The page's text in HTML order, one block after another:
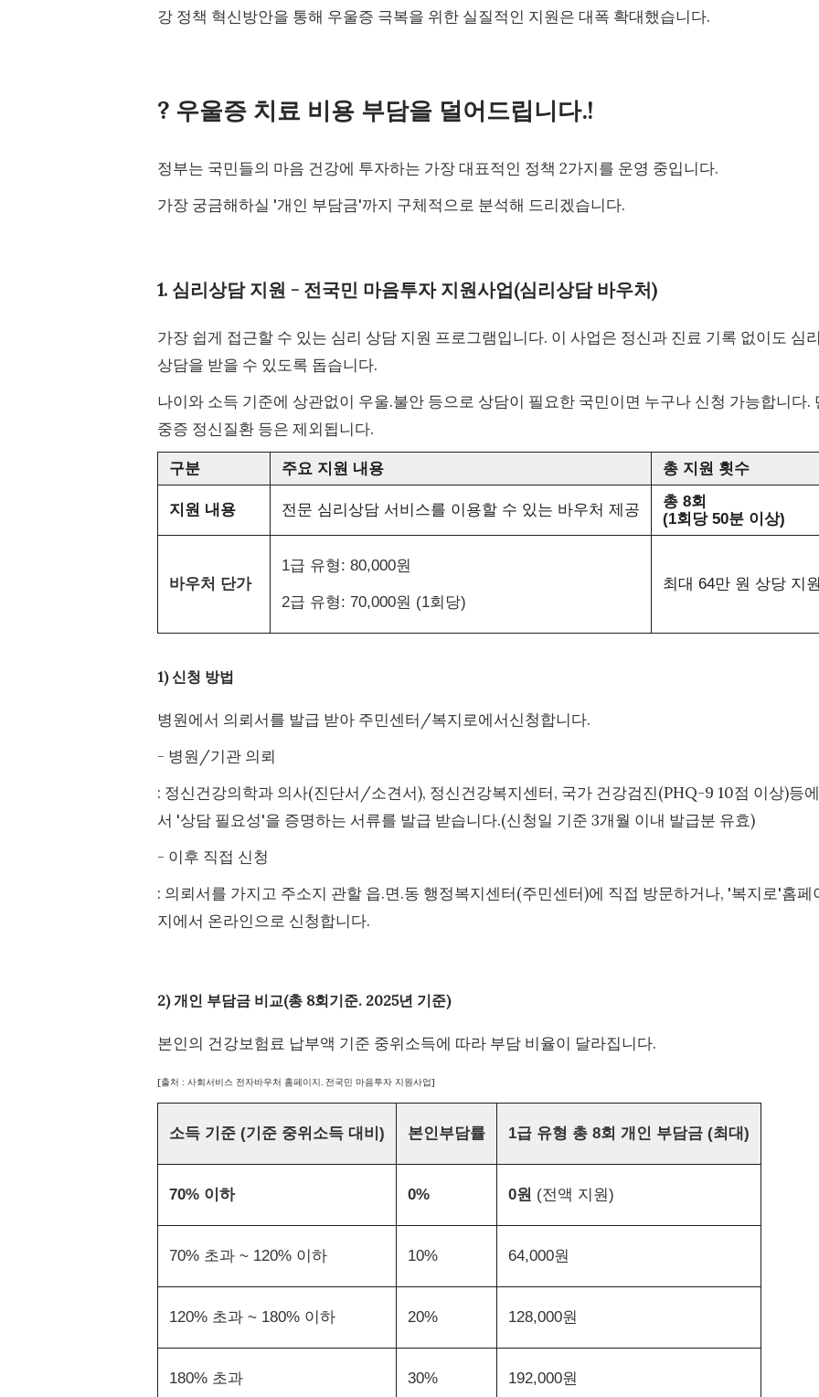
강 정책 혁신방안을 통해 우울증 극복을 위한 실질적인 지원은 대폭 확대했습니다.
? 우울증 치료 비용 부담을 덜어드립니다.!
정부는 국민들의 마음 건강에 투자하는 가장 대표적인 정책 2가지를 운영 중입니다.
가장 궁금해하실 '개인 부담금'까지 구체적으로 분석해 드리겠습니다.
1. 심리상담 지원 - 전국민 마음투자 지원사업(심리상담 바우처)
가장 쉽게 접근할 수 있는 심리 상담 지원 프로그램입니다. 이 사업은 정신과 진료 기록 없이도 심
상담을 받을 수 있도록 돕습니다.
나이와 소득 기준에 상관없이 우울.불안 등으로 상담이 필요한 국민이면 누구나 신청 가능합니다.
중증 정신질환 등은 제외됩니다.
구분 주요 지원 내용 총 지원 횟수
지원 내용 전문 심리상담 서비스를 이용할 수 있는 바우처 제공
총 8회
(1회당 50분 이상)
바우처 단가
1급 유형: 80,000원
2급 유형: 70,000원 (1회당)
최대 64만 원 상당 지
1) 신청 방법
병원에서 의뢰서를 발급 받아 주민센터/복지로에서신청합니다.
- 병원/기관 의뢰
: 정신건강의학과 의사(진단서/소견서), 정신건강복지센터, 국가 건강검진(PHQ-9 10점 이상)등에
서 '상담 필요성'을 증명하는 서류를 발급 받습니다.(신청일 기준 3개월 이내 발급분 유효)
- 이후 직접 신청
: 의뢰서를 가지고 주소지 관할 읍.면.동 행정복지센터(주민센터)에 직접 방문하거나, '복지로'홈페
지에서 온라인으로 신청합니다.
2) 개인 부담금 비교(총 8회기준. 2025년 기준)
본인의 건강보험료 납부액 기준 중위소득에 따라 부담 비율이 달라집니다.
[출처 : 사회서비스 전자바우처 홈페이지. 전국민 마음투자 지원사업]
소득 기준 (기준 중위소득 대비) 본인부담률 1급 유형 총 8회 개인 부담금 (최대)
70% 이하 0% 0원 (전액 지원)
70% 초과 ~ 120% 이하 10% 64,000원
120% 초과 ~ 180% 이하 20% 128,000원
180% 초과 30% 192,000원